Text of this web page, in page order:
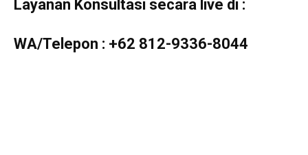
Layanan Konsultasi secara live di :
WA/Telepon : +62 812-9336-8044